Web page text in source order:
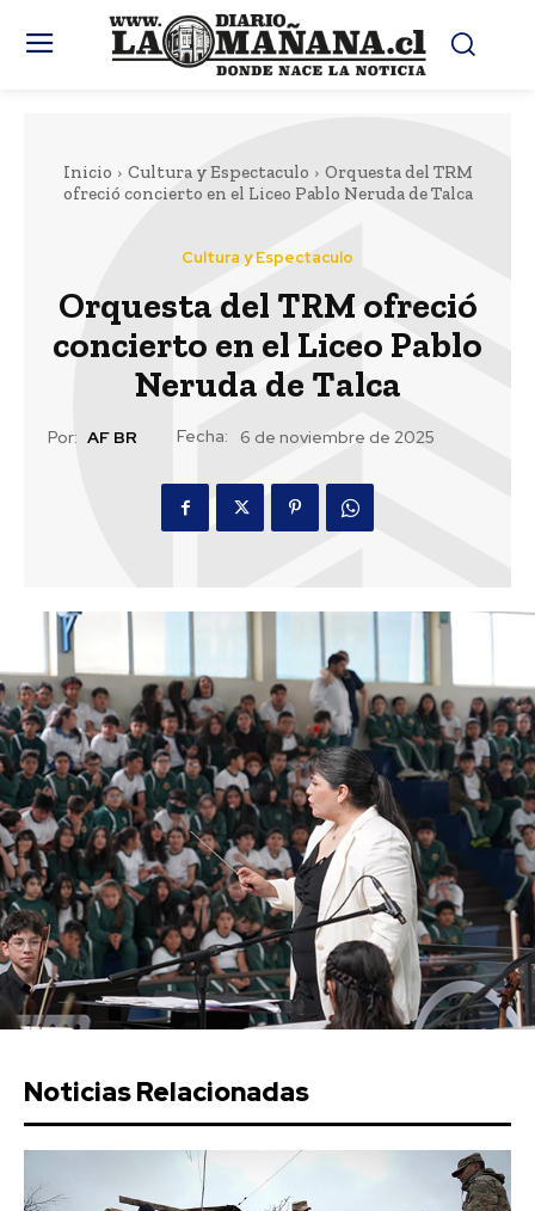
Inicio Cultura y Espectaculo
Orquesta del TRM
ofreció concierto en el Liceo Pablo Neruda de Talca
Cultura y Espectaculo
Orquesta del TRM ofreció
concierto en el Liceo Pablo
Neruda de Talca
Por: AF BR Fecha: 6 de noviembre de 2025
Noticias Relacionadas